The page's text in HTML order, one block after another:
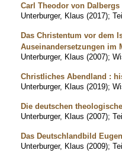
Carl Theodor von
Unterburger, Klaus (2017);
Das Christentum vor dem
Auseinandersetzungen im
Unterburger, Klaus (2007);
Christliches Abendland :
Unterburger, Klaus (2019);
Die deutschen
Unterburger, Klaus (2007);
Das Deutschlandbild
Unterburger, Klaus (2009);